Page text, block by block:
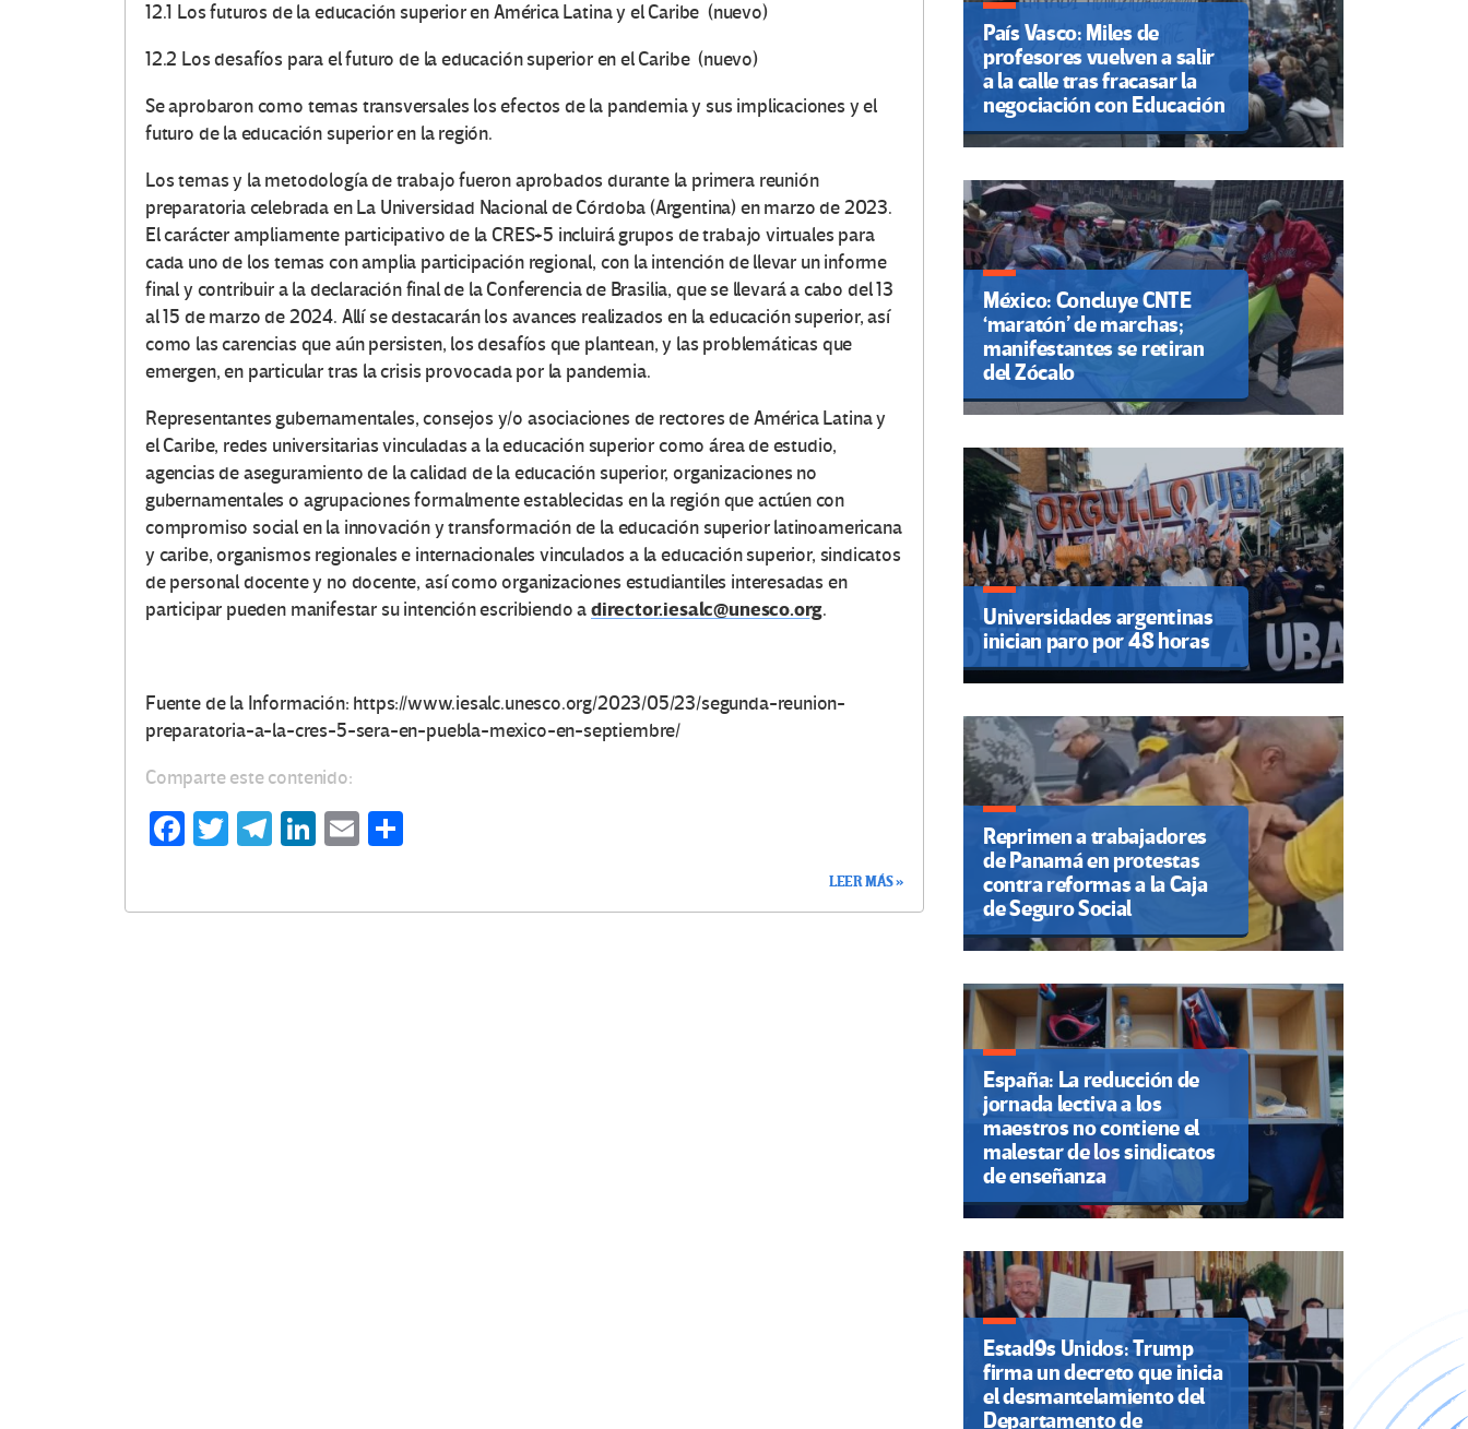
12.1 Los futuros de la educación superior en América Latina y el Caribe (nuevo)
12.2 Los desafíos para el futuro de la educación superior en el Caribe (nuevo)
Se aprobaron como temas transversales los efectos de la pandemia y sus implicaciones y el
futuro de la educación superior en la región.
Los temas y la metodología de trabajo fueron aprobados durante la primera reunión
preparatoria celebrada en La Universidad Nacional de Córdoba (Argentina) en marzo de 2023.
El carácter ampliamente participativo de la CRES+5 incluirá grupos de trabajo virtuales para
cada uno de los temas con amplia participación regional, con la intención de llevar un informe
final y contribuir a la declaración final de la Conferencia de Brasilia, que se llevará a cabo del 13
al 15 de marzo de 2024. Allí se destacarán los avances realizados en la educación superior, así
como las carencias que aún persisten, los desafíos que plantean, y las problemáticas que
emergen, en particular tras la crisis provocada por la pandemia.
Representantes gubernamentales, consejos y/o asociaciones de rectores de América Latina y
el Caribe, redes universitarias vinculadas a la educación superior como área de estudio,
agencias de aseguramiento de la calidad de la educación superior, organizaciones no
gubernamentales o agrupaciones formalmente establecidas en la región que actúen con
compromiso social en la innovación y transformación de la educación superior latinoamericana
y caribe, organismos regionales e internacionales vinculados a la educación superior, sindicatos
de personal docente y no docente, así como organizaciones estudiantiles interesadas en
participar pueden manifestar su intención escribiendo adirector.iesalc@unesco.org.
Fuente de la Información: https://www.iesalc.unesco.org/2023/05/23/segunda-reunion-
preparatoria-a-la-cres-5-sera-en-puebla-mexico-en-septiembre/
Comparte este contenido:
Fa T
Te
Li
E
LEER MÁS »
País Vasco: Miles de
profesores vuelven a salir
a la calle tras fracasar la
negociación con Educación
México: Concluye CNTE
‘maratón’ de marchas;
manifestantes se retiran
del Zócalo
Universidades argentinas
inician paro por 48 horas
Reprimen a trabajadores
de Panamá en protestas
contra reformas a la Caja
de Seguro Social
España: La reducción de
jornada lectiva a los
maestros no contiene el
malestar de los sindicatos
de enseñanza
Estad9s Unidos: Trump
firma un decreto que inicia
el desmantelamiento del
Departamento de